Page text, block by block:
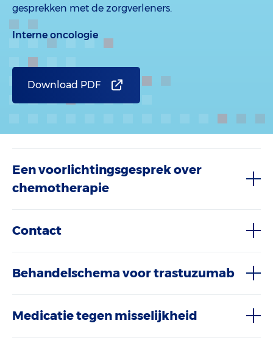
gesprekken met de zorgverleners.
Interne oncologie
Download PDF
Een voorlichtingsgesprek over
chemotherapie
Contact
Behandelschema voor trastuzumab
Medicatie tegen misselijkheid